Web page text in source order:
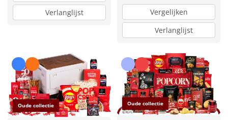
Verlanglijst
Vergelijken
Verlanglijst
Oude collectie Oude collectie